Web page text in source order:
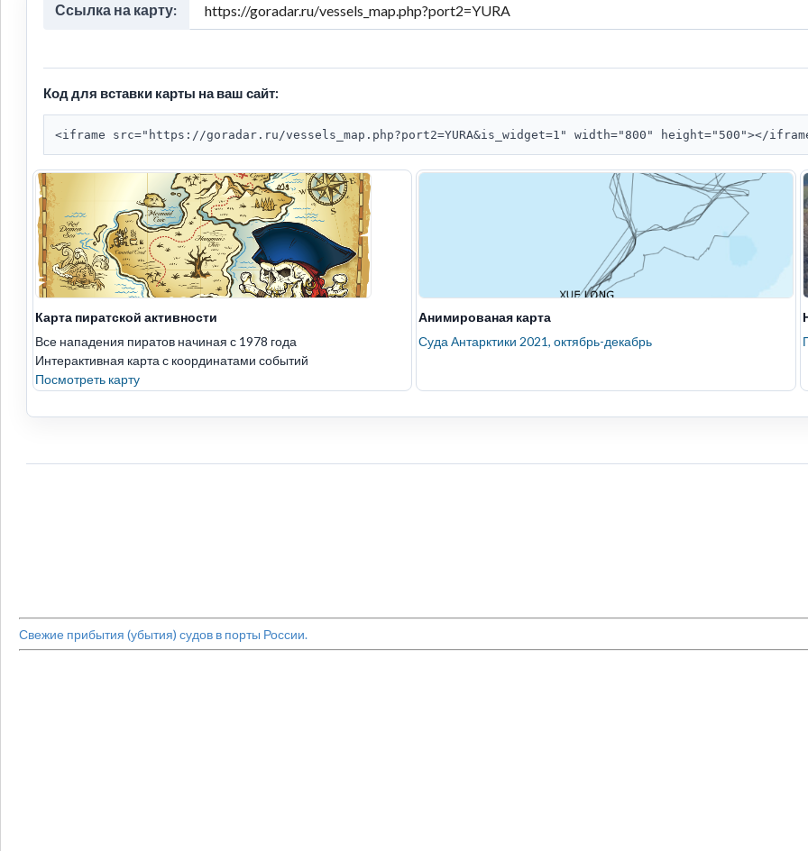
Ссылка на карту:
Код для вставки карты на ваш сайт:
<iframe src="https://goradar.ru/vessels_map.php?port2=YURA&is_widget=1" width="800" height="500"></
Карта пиратской активности
Все нападения пиратов начиная с 1978 года
Интерактивная карта с координатами событий
Посмотреть карту
Анимированая карта
Суда Антарктики 2021, октябрь-декабрь
Свежие прибытия (убытия) судов в порты России.